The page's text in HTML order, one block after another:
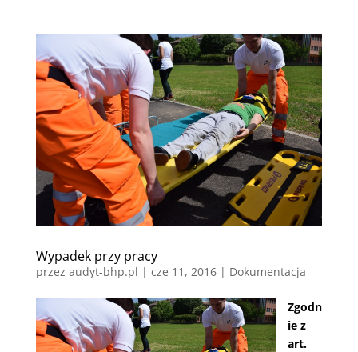
Wypadek przy pracy
przez audyt-bhp.pl | cze 11, 2016| Dokumentacja
Zgodn
ie z
art.